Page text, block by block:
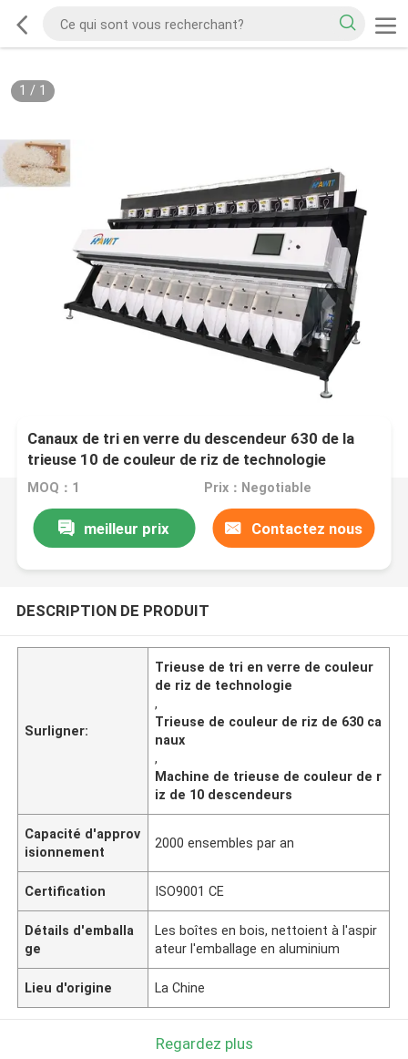
1 / 1
Canaux de tri en verre du descendeur 630 de la
trieuse 10 de couleur de riz de technologie
MOQ：1 Prix：Negotiable
meilleur prix Contactez nous
DESCRIPTION DE PRODUIT
Surligner:
Trieuse de tri en verre de couleur
de riz de technologie
,
Trieuse de couleur de riz de 630 ca
naux
,
Machine de trieuse de couleur de r
iz de 10 descendeurs
Capacité d'approv
isionnement
2000 ensembles par an
Certification ISO9001 CE
Détails d'emballa
ge
Les boîtes en bois, nettoient à l'aspir
ateur l'emballage en aluminium
Lieu d'origine La Chine
Regardez plus